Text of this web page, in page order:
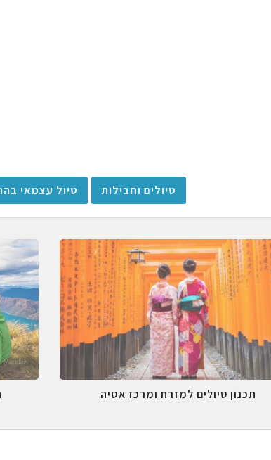
טיולים וחבילות טיול עצמאי
תכנון טיולים למזרח ומרכז אסיה